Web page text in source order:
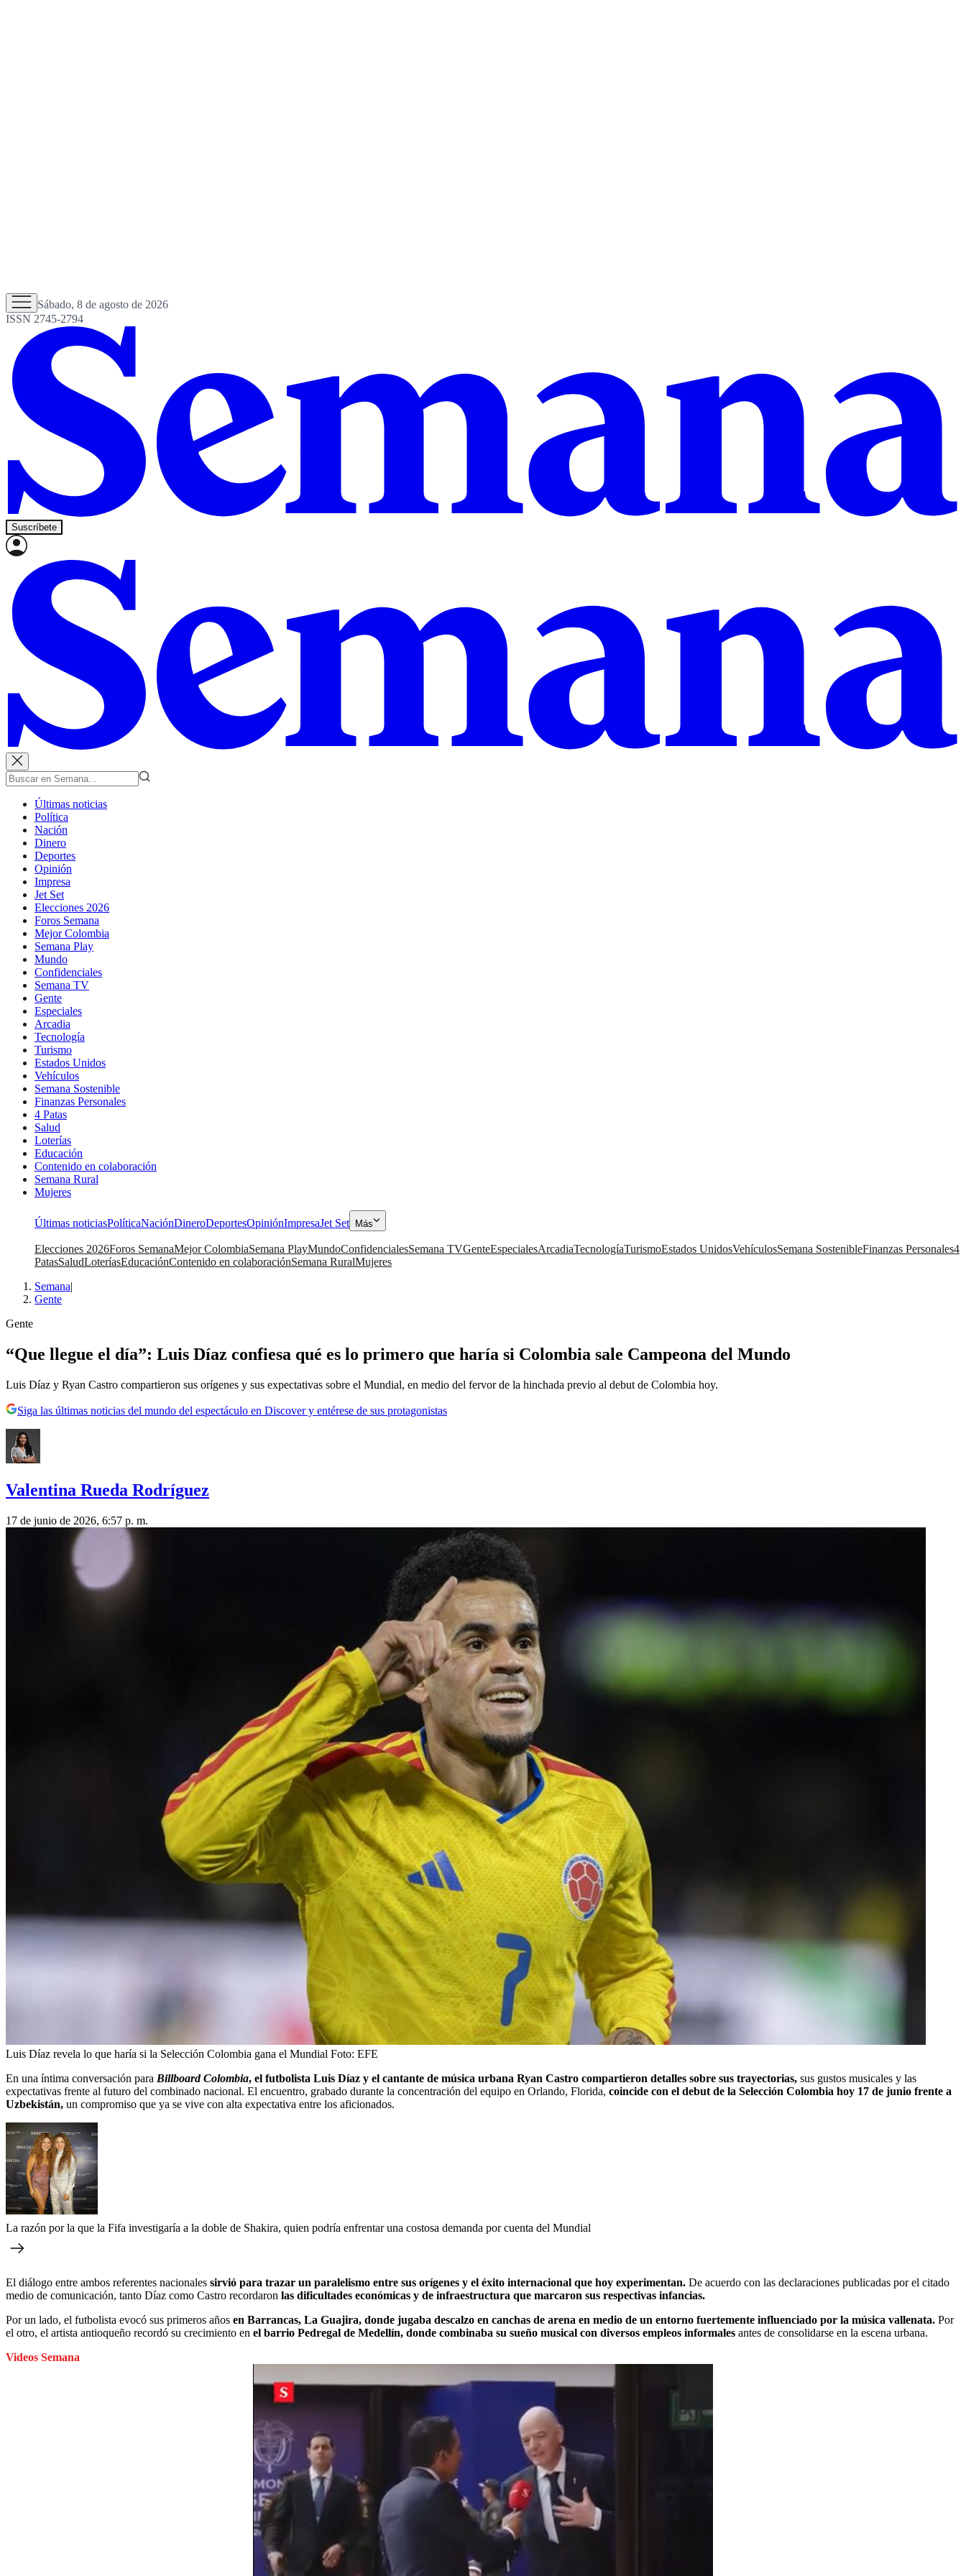
Sábado, 8 de agosto de 2026
ISSN 2745-2794
Suscríbete
Últimas noticias
Política
Nación
Dinero
Deportes
Opinión
Impresa
Jet Set
Elecciones 2026
Foros Semana
Mejor Colombia
Semana Play
Mundo
Confidenciales
Semana TV
Gente
Especiales
Arcadia
Tecnología
Turismo
Estados Unidos
Vehículos
Semana Sostenible
Finanzas Personales
4 Patas
Salud
Loterías
Educación
Contenido en colaboración
Semana Rural
Mujeres
Últimas noticiasPolíticaNaciónDineroDeportesOpiniónImpresaJet Set Más
Elecciones 2026Foros SemanaMejor ColombiaSemana PlayMundoConfidencialesSemana TVGenteEspecialesArcadiaTecnologíaTurismoEstados UnidosVehículosSemana SostenibleFinanzas Personales4
PatasSaludLoteríasEducaciónContenido en colaboraciónSemana RuralMujeres
Semana|
Gente
Gente
“Que llegue el día”: Luis Díaz confiesa qué es lo primero que haría si Colombia sale Campeona del Mundo
Luis Díaz y Ryan Castro compartieron sus orígenes y sus expectativas sobre el Mundial, en medio del fervor de la hinchada previo al debut de Colombia hoy.
Siga las últimas noticias del mundo del espectáculo en Discover y entérese de sus protagonistas
Valentina Rueda Rodríguez
17 de junio de 2026, 6:57 p. m.
Luis Díaz revela lo que haría si la Selección Colombia gana el Mundial Foto: EFE
En una íntima conversación para Billboard Colombia, el futbolista Luis Díaz y el cantante de música urbana Ryan Castro compartieron detalles sobre sus trayectorias, sus gustos musicales y las
expectativas frente al futuro del combinado nacional. El encuentro, grabado durante la concentración del equipo en Orlando, Florida, coincide con el debut de la Selección Colombia hoy 17 de junio frente a
Uzbekistán, un compromiso que ya se vive con alta expectativa entre los aficionados.
La razón por la que la Fifa investigaría a la doble de Shakira, quien podría enfrentar una costosa demanda por cuenta del Mundial
El diálogo entre ambos referentes nacionales sirvió para trazar un paralelismo entre sus orígenes y el éxito internacional que hoy experimentan. De acuerdo con las declaraciones publicadas por el citado
medio de comunicación, tanto Díaz como Castro recordaron las dificultades económicas y de infraestructura que marcaron sus respectivas infancias.
Por un lado, el futbolista evocó sus primeros años en Barrancas, La Guajira, donde jugaba descalzo en canchas de arena en medio de un entorno fuertemente influenciado por la música vallenata. Por
el otro, el artista antioqueño recordó su crecimiento en el barrio Pedregal de Medellín, donde combinaba su sueño musical con diversos empleos informales antes de consolidarse en la escena urbana.
Videos Semana